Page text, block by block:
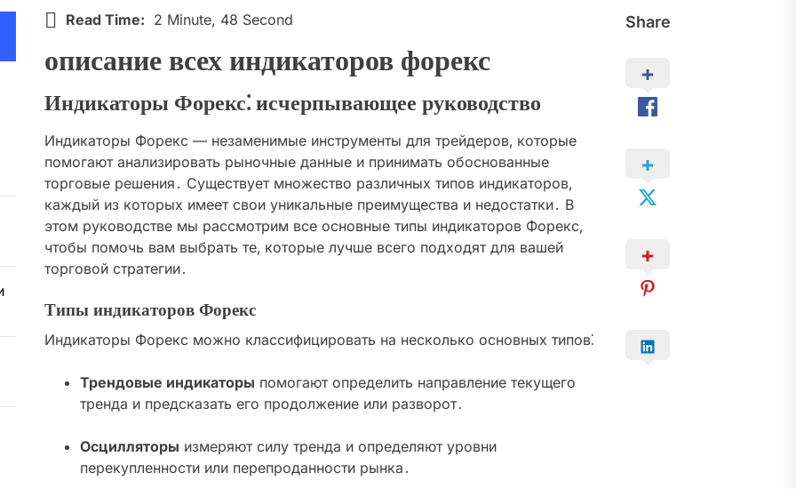
Share
Read Time: 2 Minute, 48 Second
описание всех индикаторов форекс
Индикаторы Форекс⁚ исчерпывающее руководство
Индикаторы Форекс — незаменимые инструменты для трейдеров‚ которые
помогают анализировать рыночные данные и принимать обоснованные
торговые решения․ Существует множество различных типов индикаторов‚
каждый из которых имеет свои уникальные преимущества и недостатки․ В
этом руководстве мы рассмотрим все основные типы индикаторов Форекс‚
чтобы помочь вам выбрать те‚ которые лучше всего подходят для вашей
торговой стратегии․
Типы индикаторов Форекс
Индикаторы Форекс можно классифицировать на несколько основных типов⁚
Трендовые индикаторы помогают определить направление текущего
тренда и предсказать его продолжение или разворот․
Осцилляторы измеряют силу тренда и определяют уровни
перекупленности или перепроданности рынка․